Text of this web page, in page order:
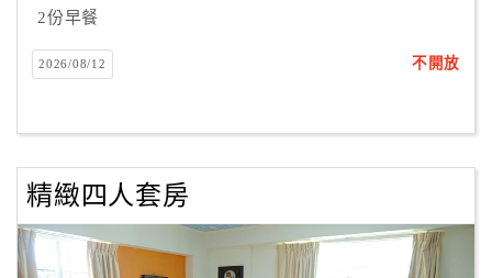
店
作
商
合
作
2份早餐
2026/08/12 不開放
精緻四人套房